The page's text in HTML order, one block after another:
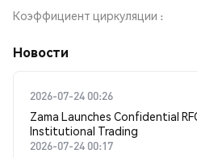
Коэффициент циркуляции
Новости
2026-07-24 00:26
Zama Launches Confidential
Institutional Trading
2026-07-24 00:17